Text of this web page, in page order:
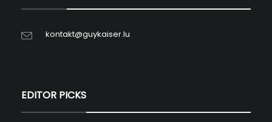
kontakt@guykaiser.lu
EDITOR PICKS